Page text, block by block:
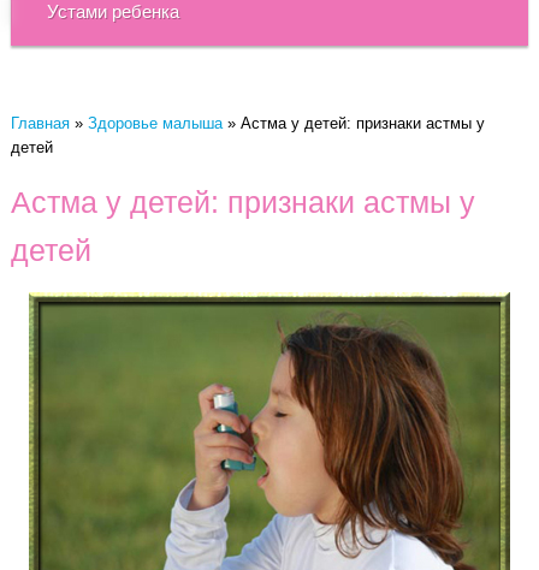
Устами ребенка
Главная» Здоровье малыша» Астма у детей: признаки астмы у
детей
Астма у детей: признаки астмы у
детей